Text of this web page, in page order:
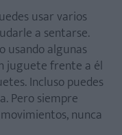
usar varios
a sentarse.
usando algunas
juguete frente a él
Incluso puedes
Pero siempre
nunca